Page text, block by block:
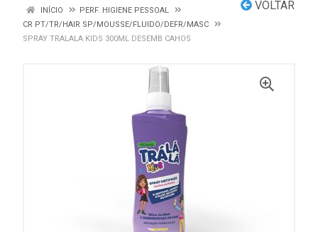
VOLTAR
INÍCIO
PERF. HIGIENE PESSOAL
CR PT/TR/HAIR SP/MOUSSE/FLUIDO/DEFR/MASC
SPRAY TRALALA KIDS 300ML DESEMB CAHOS